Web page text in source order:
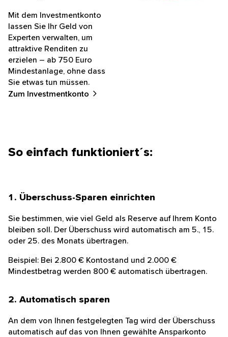
Mit dem Investmentkonto
lassen Sie Ihr Geld von
Experten verwalten, um
attraktive Renditen zu
erzielen – ab 750 Euro
Mindestanlage, ohne dass
Sie etwas tun müssen.
Zum Investmentkonto
So einfach funktioniert´s:
1. Überschuss-Sparen einrichten
Sie bestimmen, wie viel Geld als Reserve auf Ihrem Konto
bleiben soll. Der Überschuss wird automatisch am 5., 15.
oder 25. des Monats übertragen.
Beispiel: Bei 2.800 € Kontostand und 2.000 €
Mindestbetrag werden 800 € automatisch übertragen.
2. Automatisch sparen
An dem von Ihnen festgelegten Tag wird der Überschuss
automatisch auf das von Ihnen gewählte Ansparkonto